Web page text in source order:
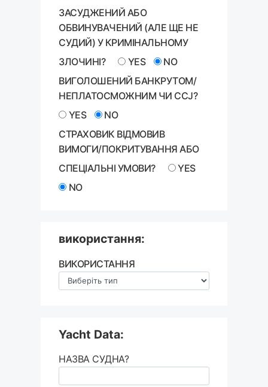
ЗАСУДЖЕНИЙ АБО
ОБВИНУВАЧЕНИЙ (АЛЕ ЩЕ НЕ
СУДИЙ) У КРИМІНАЛЬНОМУ
ЗЛОЧИНІ?
YES
NO
ВИГОЛОШЕНИЙ БАНКРУТОМ/
НЕПЛАТОСМОЖНИМ ЧИ CCJ?
YES
NO
СТРАХОВИК ВІДМОВИВ
ВИМОГИ/ПОКРИТУВАННЯ АБО
СПЕЦІАЛЬНІ УМОВИ?
YES
NO
використання:
ВИКОРИСТАННЯ
Yacht Data:
НАЗВА СУДНА?